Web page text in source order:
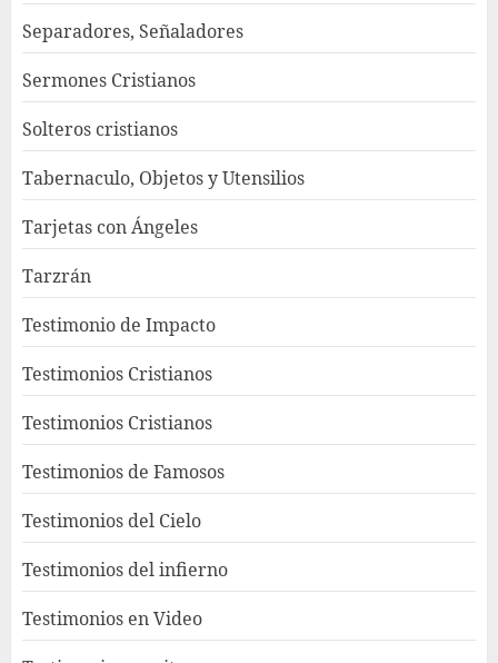
Separadores, Señaladores
Sermones Cristianos
Solteros cristianos
Tabernaculo, Objetos y Utensilios
Tarjetas con Ángeles
Tarzrán
Testimonio de Impacto
Testimonios Cristianos
Testimonios Cristianos
Testimonios de Famosos
Testimonios del Cielo
Testimonios del infierno
Testimonios en Video